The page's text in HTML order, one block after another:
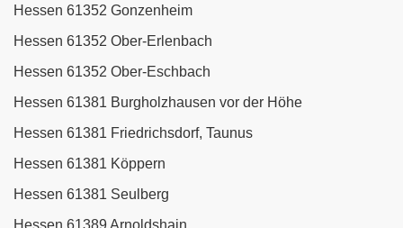
Hessen 61352 Gonzenheim
Hessen 61352 Ober-Erlenbach
Hessen 61352 Ober-Eschbach
Hessen 61381 Burgholzhausen vor der Höhe
Hessen 61381 Friedrichsdorf, Taunus
Hessen 61381 Köppern
Hessen 61381 Seulberg